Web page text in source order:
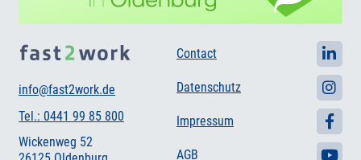
info@fast2work.de
Tel.: 0441 99 85 800
Wickenweg 52
Contact
Datenschutz
Impressum
AGB